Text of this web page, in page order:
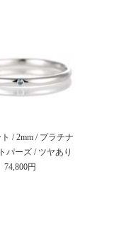
/ 2mm / プラチナ
パーズ / ツヤあり
74,800円